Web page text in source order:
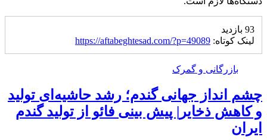
93 بازدید
لینک کوتاه: https://aftabeghtesad.com/?p=49089
بازرگانی و گمرک
چشم‌ انداز جهانی گندم؛ رشد حاشیه‌ای تولید
و کاهش ذخایر| پیش بینی فائو از تولید گندم
ایران